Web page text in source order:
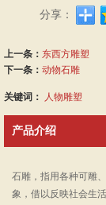
分享：
上一条： 东西方雕塑
下一条： 动物石雕
关键词： 人物雕塑
产品介绍
石雕，指用各种可雕
象，借以反映社会生